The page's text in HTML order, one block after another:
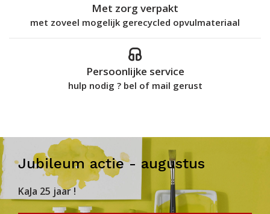
Met zorg verpakt
met zoveel mogelijk gerecycled opvulmateriaal
Persoonlijke service
hulp nodig ? bel of mail gerust
Jubileum actie - augustus
KaJa 25 jaar !